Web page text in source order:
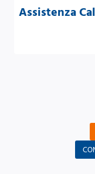
Assistenza